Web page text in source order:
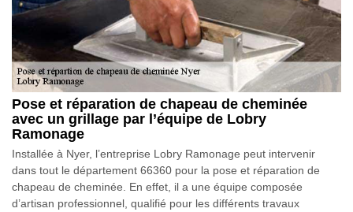
Pose et réparation de chapeau de cheminée
avec un grillage par l’équipe de Lobry
Ramonage
Installée à Nyer, l’entreprise Lobry Ramonage peut intervenir
dans tout le département 66360 pour la pose et réparation de
chapeau de cheminée. En effet, il a une équipe composée
d’artisan professionnel, qualifié pour les différents travaux